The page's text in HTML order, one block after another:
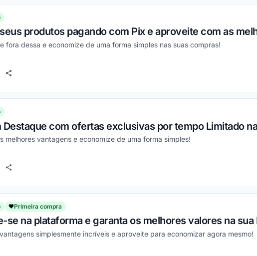
produtos pagando com Pix e aproveite com as
fora dessa e economize de uma forma simples nas suas compras!
funcionounão funcionou
Destaque com ofertas exclusivas por tempo Limitado
melhores vantagens e economize de uma forma simples!
funcionounão funcionou
Primeira compra
se na plataforma e garanta os melhores valores na sua
simplesmente incríveis e aproveite para economizar agora mesmo!